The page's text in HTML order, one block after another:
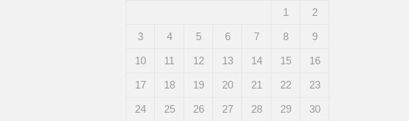
1 2
3 4 5 6 7 8 9
10 11 12 13 14 15 16
17 18 19 20 21 22 23
24 25 26 27 28 29 30